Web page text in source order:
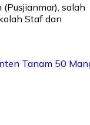
salah
Staf dan